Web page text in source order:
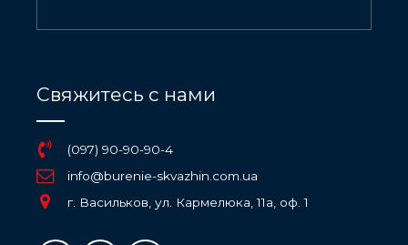
Свяжитесь с нами
(097) 90-90-90-4
info@burenie-skvazhin.com.ua
г. Васильков, ул. Кармелюка, 11а, оф. 1